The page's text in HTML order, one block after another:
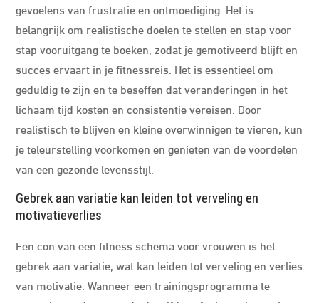
gevoelens van frustratie en ontmoediging. Het is
belangrijk om realistische doelen te stellen en stap voor
stap vooruitgang te boeken, zodat je gemotiveerd blijft en
succes ervaart in je fitnessreis. Het is essentieel om
geduldig te zijn en te beseffen dat veranderingen in het
lichaam tijd kosten en consistentie vereisen. Door
realistisch te blijven en kleine overwinnigen te vieren, kun
je teleurstelling voorkomen en genieten van de voordelen
van een gezonde levensstijl.
Gebrek aan variatie kan leiden tot verveling en
motivatieverlies
Een con van een fitness schema voor vrouwen is het
gebrek aan variatie, wat kan leiden tot verveling en verlies
van motivatie. Wanneer een trainingsprogramma te